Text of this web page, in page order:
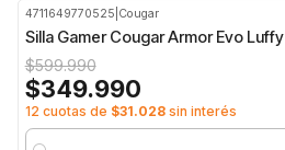
4711649770525 Cougar
Silla Gamer Cougar Armor Evo
$599.990
$349.990
12 cuotas de $31.028sin interés